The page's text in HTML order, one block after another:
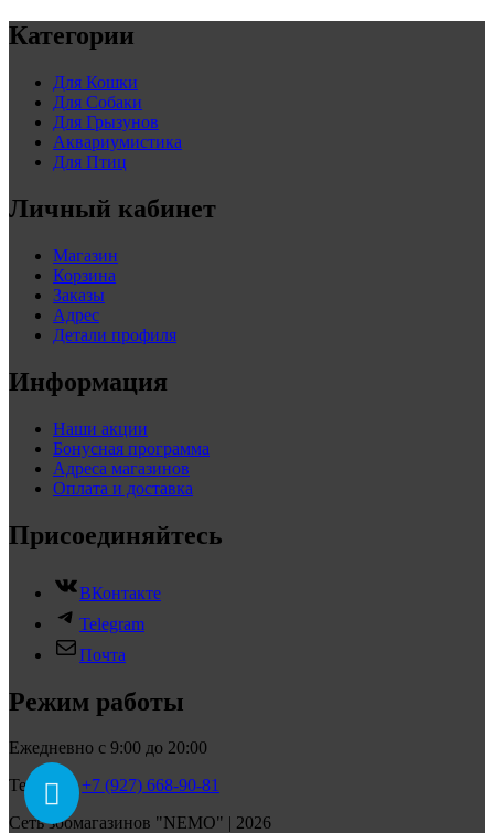
Категории
Для Кошки
Для Собаки
Для Грызунов
Аквариумистика
Для Птиц
Личный кабинет
Магазин
Корзина
Заказы
Адрес
Детали профиля
Информация
Наши акции
Бонусная программа
Адреса магазинов
Оплата и доставка
Присоединяйтесь
ВКонтакте
Telegram
Почта
Режим работы
Ежедневно с 9:00 до 20:00
Телефон:+7 (927) 668-90-81
Сеть зоомагазинов "NEMO" | 2026